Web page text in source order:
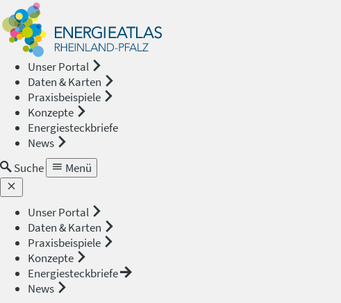
Unser Portal
Daten & Karten
Praxisbeispiele
Konzepte
Energiesteckbriefe
News
Suche
Menü
Unser Portal
Daten & Karten
Praxisbeispiele
Konzepte
Energiesteckbriefe
News